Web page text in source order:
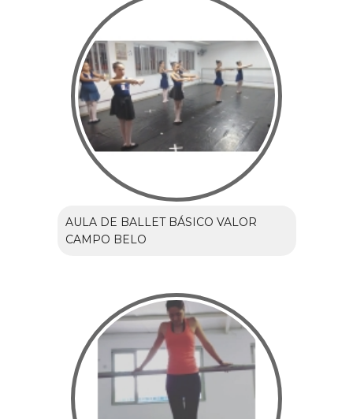
AULA DE BALLET BÁSICO VALOR
CAMPO BELO